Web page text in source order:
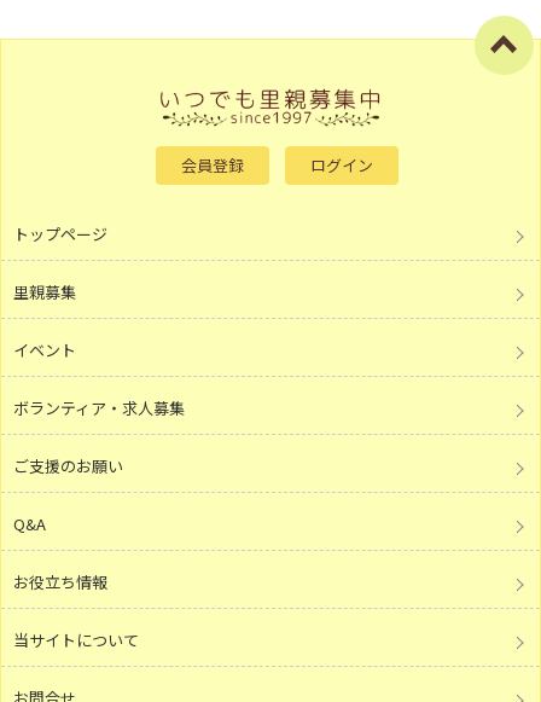
会員登録 ログイン
トップページ
里親募集
イベント
ボランティア・求人募集
ご支援のお願い
Q&A
お役立ち情報
当サイトについて